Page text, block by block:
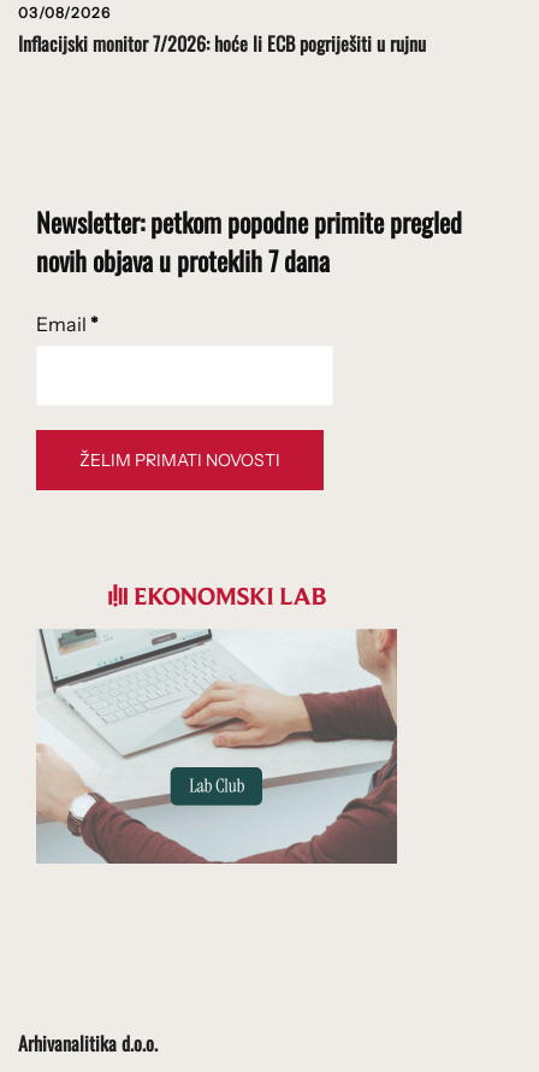
03/08/2026
Inflacijski monitor 7/2026: hoće li ECB pogriješiti u rujnu
Newsletter: petkom popodne primite pregled
novih objava u proteklih 7 dana
Email *
Arhivanalitika d.o.o.